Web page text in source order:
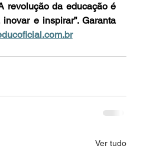
revolução da educação é
e inspirar”. Garanta
Ver tudo